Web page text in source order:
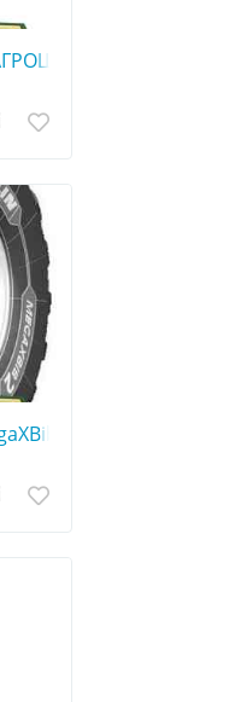
☎️ 0507773380
2 - АГРОШИНА ☎️